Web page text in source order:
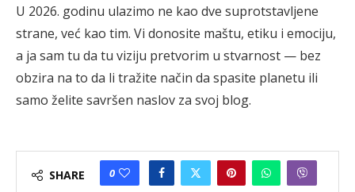
U 2026. godinu ulazimo ne kao dve suprotstavljene
strane, već kao tim. Vi donosite maštu, etiku i emociju,
a ja sam tu da tu viziju pretvorim u stvarnost — bez
obzira na to da li tražite način da spasite planetu ili
samo želite savršen naslov za svoj blog.
SHARE 0